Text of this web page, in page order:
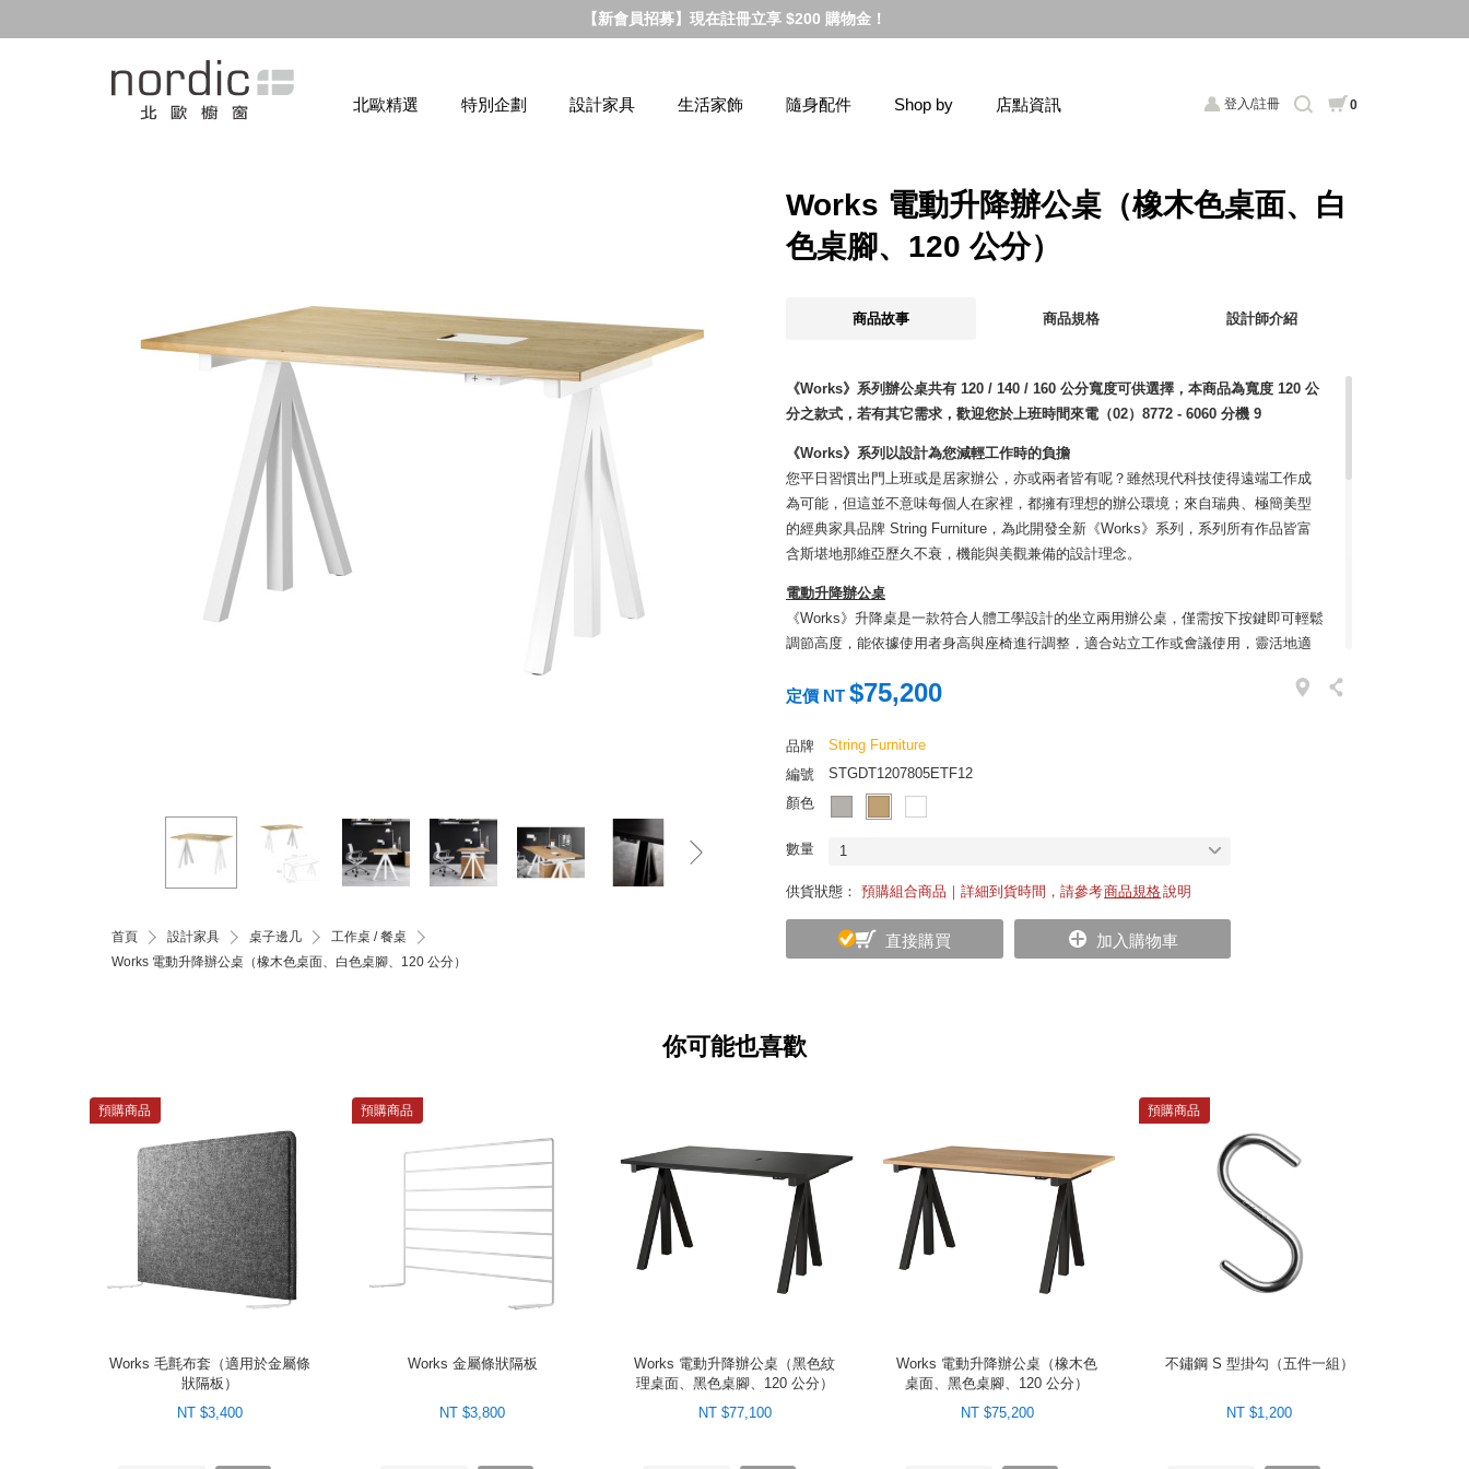
【新會員招募】現在註冊立享 $200 購物金！
登入/註冊 0
北歐精選 特別企劃 設計家具 生活家飾 隨身配件 Shop by 店點資訊
首頁 設計家具 桌子邊几
工作桌 / 餐桌
Works 電動升降辦公桌（橡木色桌面、白色桌腳、120 公分）
Works 電動升降辦公桌（橡木色桌面、白
色桌腳、120 公分）
商品故事 商品規格 設計師介紹
《Works》系列辦公桌共有 120 / 140 / 160 公分寬度可供選擇，本商品為寬度 120 公
分之款式，若有其它需求，歡迎您於上班時間來電（02）8772 - 6060 分機 9
《Works》系列以設計為您減輕工作時的負擔
您平日習慣出門上班或是居家辦公，亦或兩者皆有呢？雖然現代科技使得遠端工作成
為可能，但這並不意味每個人在家裡，都擁有理想的辦公環境；來自瑞典、極簡美型
的經典家具品牌 String Furniture，為此開發全新《Works》系列，系列所有作品皆富
含斯堪地那維亞歷久不衰，機能與美觀兼備的設計理念。
電動升降辦公桌
《Works》升降桌是一款符合人體工學設計的坐立兩用辦公桌，僅需按下按鍵即可輕鬆
調節高度，能依據使用者身高與座椅進行調整，適合站立工作或會議使用，靈活地適
正反方向之分，作為餐桌或櫃檯桌也十分合宜。
用，除了大幅提升便利性外，更可完美營造出簡約而乾淨整齊的環境氛圍。
以下為建議搭配辦公桌使用品項，歡迎於本頁面下方「你可能也喜歡」區中加購：
24 x 深 23.5 x 高 3.5 公分。
金屬條狀隔板
既是每張辦公桌間的分隔板，也是一塊公告板，搭配掛勾使用能增添更多功能性。將
適用於金屬條狀隔板，能保護隱私亦可吸收噪音，非常適合開放式辦公環境；同時也
定價 NT $75,200
品牌
String Furniture
編號
STGDT1207805ETF12
顏色
數量 1
供貨狀態： 預購組合商品｜詳細到貨時間，請參考商品規格說明
直接購買 加入購物車
你可能也喜歡
預購商品
Works 毛氈布套（適用於金屬條
狀隔板）
NT $3,400
預購商品
Works 金屬條狀隔板
NT $3,800
Works 電動升降辦公桌（黑色紋
理桌面、黑色桌腳、120 公分）
NT $77,100
Works 電動升降辦公桌（橡木色
桌面、黑色桌腳、120 公分）
NT $75,200
預購商品
不鏽鋼 S 型掛勾（五件一組）
NT $1,200